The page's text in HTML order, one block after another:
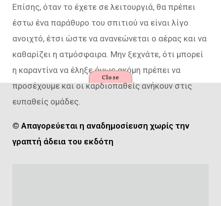
Επίσης, όταν το έχετε σε λειτουργιά, θα πρέπει
έστω ένα παράθυρο του σπιτιού να είναι λίγο
ανοιχτό, έτσι ώστε να ανανεώνεται ο αέρας και να
καθαρίζει η ατμόσφαιρα. Μην ξεχνάτε, ότι μπορεί
η καραντίνα να έληξε όμως ακόμη πρέπει να
προσέχουμε και οι καρδιοπαθείς ανήκουν στις
ευπαθείς ομάδες.
© Απαγορεύεται η αναδημοσίευση χωρίς την
γραπτή άδεια του εκδότη
Close